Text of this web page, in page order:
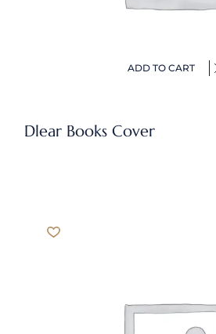
ADD TO CART
Dlear Books Cover